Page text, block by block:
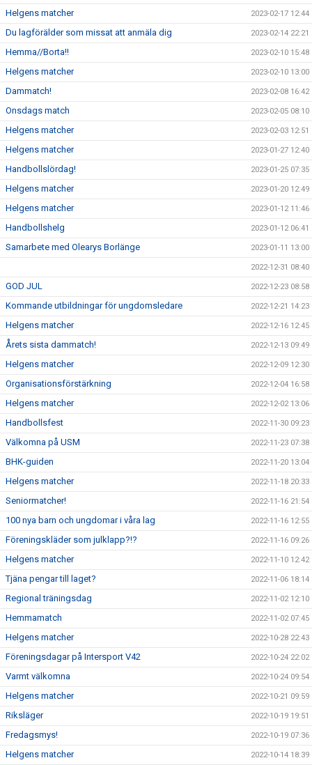
Helgens matcher 2023-02-17 12:44
Du lagförälder som missat att anmäla dig 2023-02-14 22:21
Hemma//Borta!! 2023-02-10 15:48
Helgens matcher 2023-02-10 13:00
Dammatch! 2023-02-08 16:42
Onsdags match 2023-02-05 08:10
Helgens matcher 2023-02-03 12:51
Helgens matcher 2023-01-27 12:40
Handbollslördag! 2023-01-25 07:35
Helgens matcher 2023-01-20 12:49
Helgens matcher 2023-01-12 11:46
Handbollshelg 2023-01-12 06:41
Samarbete med Olearys Borlänge 2023-01-11 13:00
2022-12-31 08:40
GOD JUL 2022-12-23 08:58
Kommande utbildningar för ungdomsledare 2022-12-21 14:23
Helgens matcher 2022-12-16 12:45
Årets sista dammatch! 2022-12-13 09:49
Helgens matcher 2022-12-09 12:30
Organisationsförstärkning 2022-12-04 16:58
Helgens matcher 2022-12-02 13:06
Handbollsfest 2022-11-30 09:23
Välkomna på USM 2022-11-23 07:38
BHK-guiden 2022-11-20 13:04
Helgens matcher 2022-11-18 20:33
Seniormatcher! 2022-11-16 21:54
100 nya barn och ungdomar i våra lag 2022-11-16 12:55
Föreningskläder som julklapp?!? 2022-11-16 09:26
Helgens matcher 2022-11-10 12:42
Tjäna pengar till laget? 2022-11-06 18:14
Regional träningsdag 2022-11-02 12:10
Hemmamatch 2022-11-02 07:45
Helgens matcher 2022-10-28 22:43
Föreningsdagar på Intersport V42 2022-10-24 22:02
Varmt välkomna 2022-10-24 09:54
Helgens matcher 2022-10-21 09:59
Riksläger 2022-10-19 19:51
Fredagsmys! 2022-10-19 07:36
Helgens matcher 2022-10-14 18:39